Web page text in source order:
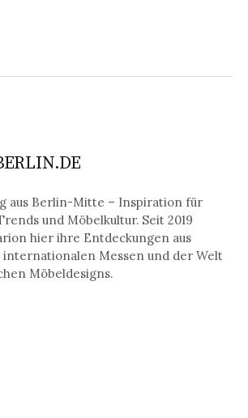
aus Berlin-Mitte – Inspiration für
und Möbelkultur. Seit 2019
hier ihre Entdeckungen aus
Messen und der Welt
Möbeldesigns.